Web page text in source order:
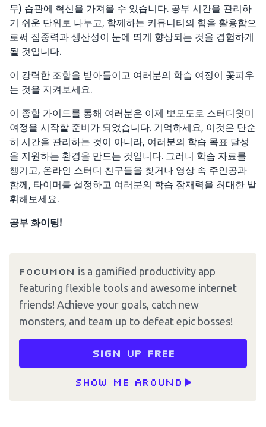
무) 습관에 혁신을 가져올 수 있습니다. 공부 시간을 관리하
기 쉬운 단위로 나누고, 함께하는 커뮤니티의 힘을 활용함으
로써 집중력과 생산성이 눈에 띄게 향상되는 것을 경험하게
될 것입니다.
이 강력한 조합을 받아들이고 여러분의 학습 여정이 꽃피우
는 것을 지켜보세요.
이 종합 가이드를 통해 여러분은 이제 뽀모도로 스터디윗미
여정을 시작할 준비가 되었습니다. 기억하세요, 이것은 단순
히 시간을 관리하는 것이 아니라, 여러분의 학습 목표 달성
을 지원하는 환경을 만드는 것입니다. 그러니 학습 자료를
챙기고, 온라인 스터디 친구들을 찾거나 영상 속 주인공과
함께, 타이머를 설정하고 여러분의 학습 잠재력을 최대한 발
휘해보세요.
공부 화이팅!
Focumon is a gamified productivity app
featuring flexible tools and awesome internet
friends! Achieve your goals, catch new
monsters, and team up to defeat epic bosses!
Sign up free
Show me around